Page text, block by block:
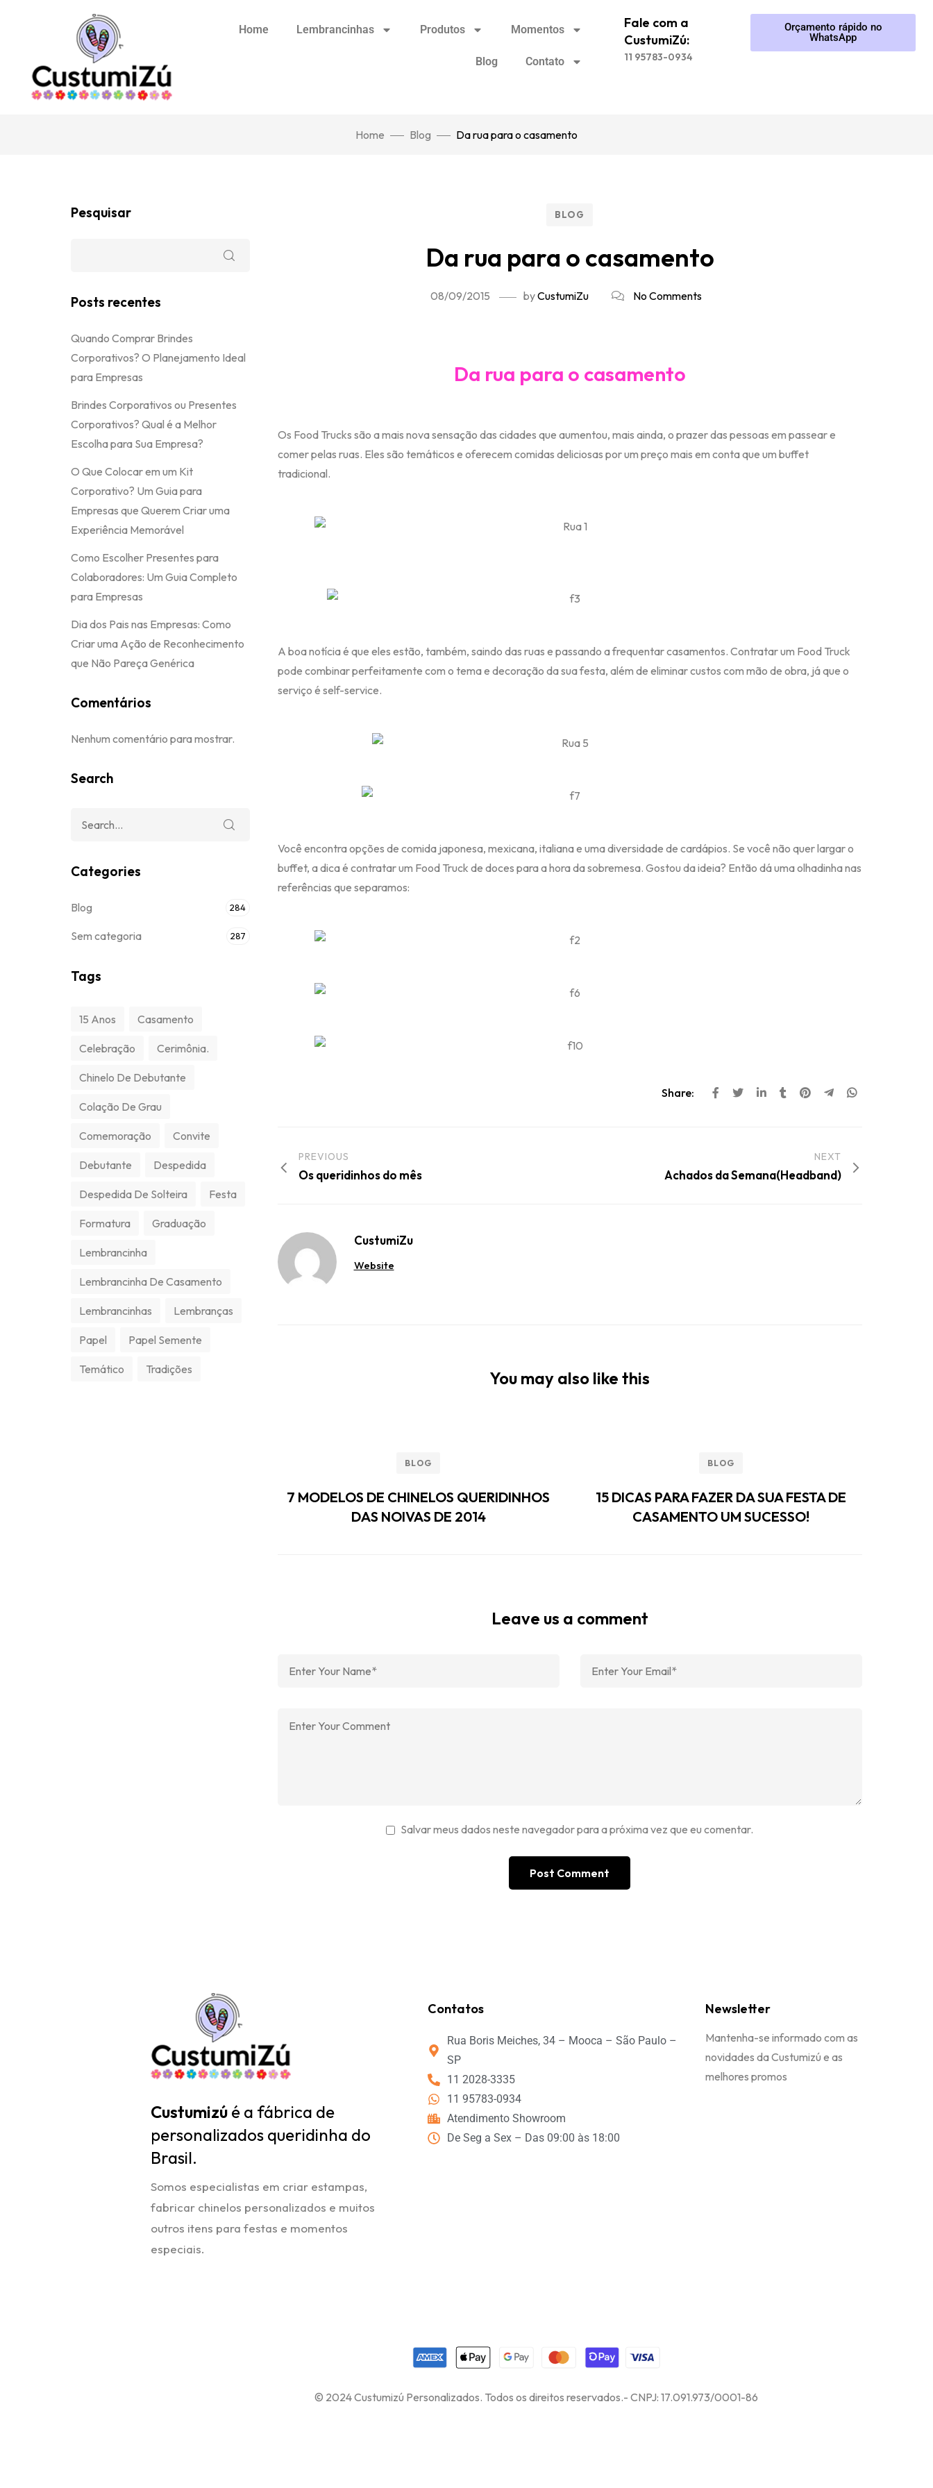
Home Lembrancinhas Produtos Momentos
Blog Contato
Fale com a
CustumiZú:
11 95783-0934
Orçamento rápido no
WhatsApp
Home Blog Da rua para o casamento
BLOG
Da rua para o casamento
08/09/2015 byCustumiZu No Comments
Da rua para o casamento
Os Food Trucks são a mais nova sensação das cidades que aumentou, mais ainda, o prazer das pessoas em passear e
comer pelas ruas. Eles são temáticos e oferecem comidas deliciosas por um preço mais em conta que um buffet
tradicional.
A boa notícia é que eles estão, também, saindo das ruas e passando a frequentar casamentos. Contratar um Food Truck
pode combinar perfeitamente com o tema e decoração da sua festa, além de eliminar custos com mão de obra, já que o
serviço é self-service.
Você encontra opções de comida japonesa, mexicana, italiana e uma diversidade de cardápios. Se você não quer largar o
buffet, a dica é contratar um Food Truck de doces para a hora da sobremesa. Gostou da ideia? Então dá uma olhadinha nas
referências que separamos:
Share:
PREVIOUS
Os queridinhos do mês
NEXT
Achados da Semana(Headband)
CustumiZu
Website
You may also like this
BLOG
7 MODELOS DE CHINELOS QUERIDINHOS
DAS NOIVAS DE 2014
BLOG
15 DICAS PARA FAZER DA SUA FESTA DE
CASAMENTO UM SUCESSO!
Leave us a comment
Salvar meus dados neste navegador para a próxima vez que eu comentar.
Pesquisar
Posts recentes
Quando Comprar Brindes
Corporativos? O Planejamento Ideal
para Empresas
Brindes Corporativos ou Presentes
Corporativos? Qual é a Melhor
Escolha para Sua Empresa?
O Que Colocar em um Kit
Corporativo? Um Guia para
Empresas que Querem Criar uma
Experiência Memorável
Como Escolher Presentes para
Colaboradores: Um Guia Completo
para Empresas
Dia dos Pais nas Empresas: Como
Criar uma Ação de Reconhecimento
que Não Pareça Genérica
Comentários
Nenhum comentário para mostrar.
Search
Categories
Blog 284
Sem categoria 287
Tags
15 Anos Casamento
Celebração Cerimônia.
Chinelo De Debutante
Colação De Grau
Comemoração Convite
Debutante Despedida
Despedida De Solteira Festa
Formatura Graduação
Lembrancinha
Lembrancinha De Casamento
Lembrancinhas Lembranças
Papel Papel Semente
Temático Tradições
Custumizú é a fábrica de
personalizados queridinha do
Brasil.
Somos especialistas em criar estampas,
fabricar chinelos personalizados e muitos
outros itens para festas e momentos
especiais.
Contatos
Rua Boris Meiches, 34 – Mooca – São Paulo –
SP
11 2028-3335
11 95783-0934
Atendimento Showroom
De Seg a Sex – Das 09:00 às 18:00
Newsletter
Mantenha-se informado com as
novidades da Custumizú e as
melhores promos
© 2024 Custumizú Personalizados. Todos os direitos reservados.- CNPJ: 17.091.973/0001-86